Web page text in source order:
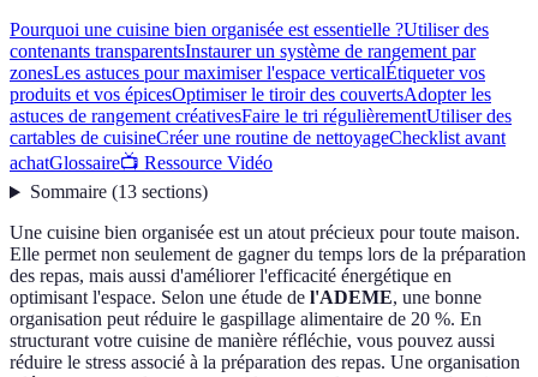
Pourquoi une cuisine bien organisée est essentielle ?Utiliser des
contenants transparentsInstaurer un système de rangement par
zonesLes astuces pour maximiser l'espace verticalÉtiqueter vos
produits et vos épicesOptimiser le tiroir des couvertsAdopter les
astuces de rangement créativesFaire le tri régulièrementUtiliser des
cartables de cuisineCréer une routine de nettoyageChecklist avant
achatGlossaire📺 Ressource Vidéo
Sommaire(13 sections)
Une cuisine bien organisée est un atout précieux pour toute maison.
Elle permet non seulement de gagner du temps lors de la préparation
des repas, mais aussi d'améliorer l'efficacité énergétique en
optimisant l'espace. Selon une étude de l'ADEME, une bonne
organisation peut réduire le gaspillage alimentaire de 20 %. En
structurant votre cuisine de manière réfléchie, vous pouvez aussi
réduire le stress associé à la préparation des repas. Une organisation